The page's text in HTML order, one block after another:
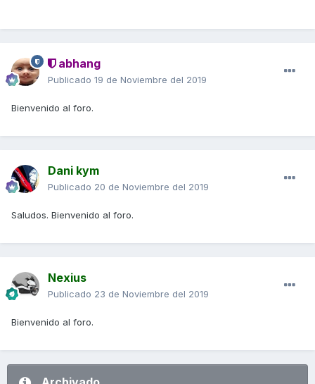
abhang
Publicado 19 de Noviembre del 2019
Bienvenido al foro.
Dani kym
Publicado 20 de Noviembre del 2019
Saludos. Bienvenido al foro.
Nexius
Publicado 23 de Noviembre del 2019
Bienvenido al foro.